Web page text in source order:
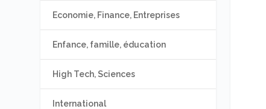
Economie, Finance, Entreprises
Enfance, famille, éducation
High Tech, Sciences
International